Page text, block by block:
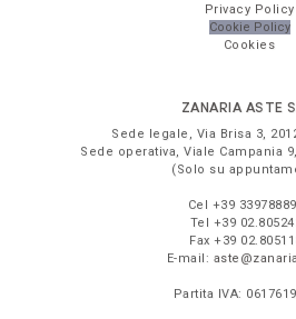
Privacy Policy
Cookie Policy
Cookies
ZANARIA ASTE
Sede legale, Via Brisa 3,
Sede operativa,Viale Campania 9,
(Solo su
Cel +39
Tel +39
Fax +39
E-mail:
Partita IVA: